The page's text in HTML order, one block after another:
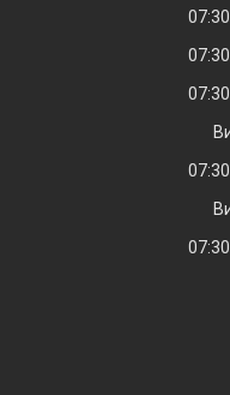
07:30
07:30
07:30
07:30
07:30